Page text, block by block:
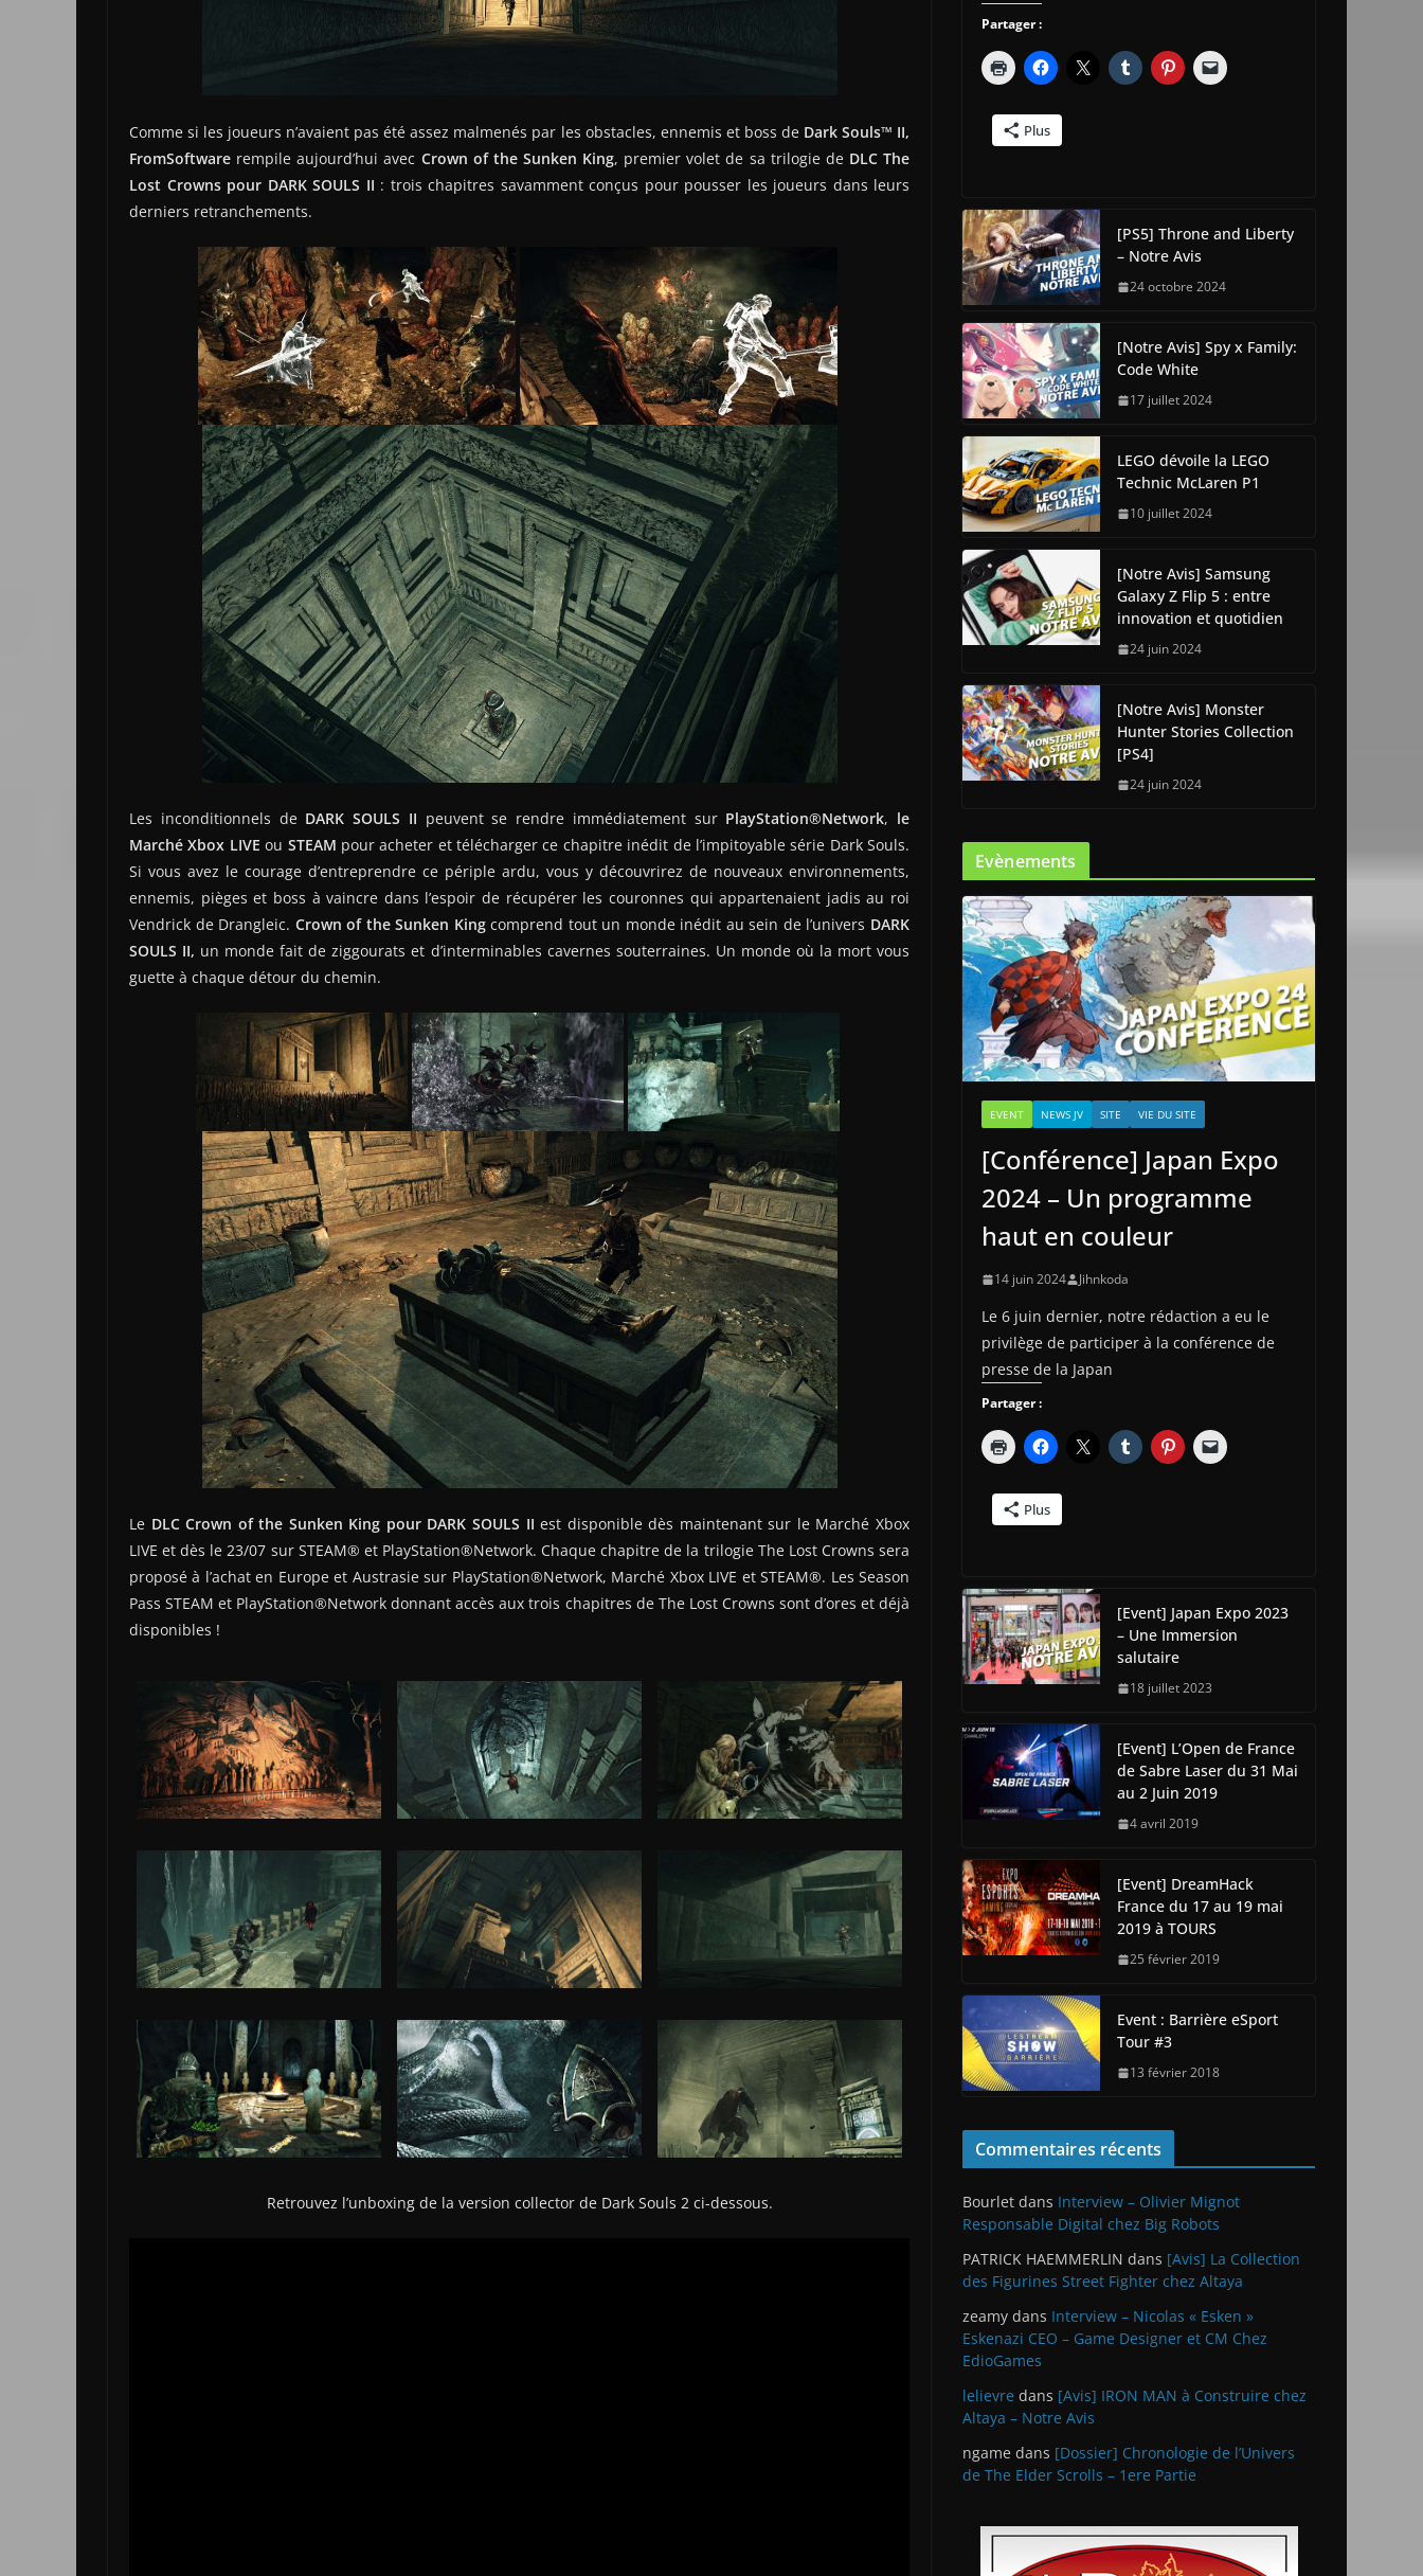
Comme si les joueurs n’avaient pas été assez malmenés par les obstacles, ennemis et boss de Dark Souls™ II,
FromSoftware rempile aujourd’hui avec Crown of the Sunken King, premier volet de sa trilogie de DLC The
Lost Crowns pour DARK SOULS II : trois chapitres savamment conçus pour pousser les joueurs dans leurs
derniers retranchements.
Les inconditionnels de DARK SOULS II peuvent se rendre immédiatement sur PlayStation®Network, le
Marché Xbox LIVE ou STEAM pour acheter et télécharger ce chapitre inédit de l’impitoyable série Dark Souls.
Si vous avez le courage d’entreprendre ce périple ardu, vous y découvrirez de nouveaux environnements,
ennemis, pièges et boss à vaincre dans l’espoir de récupérer les couronnes qui appartenaient jadis au roi
Vendrick de Drangleic. Crown of the Sunken Kingcomprend tout un monde inédit au sein de l’univers DARK
SOULS II, un monde fait de ziggourats et d’interminables cavernes souterraines. Un monde où la mort vous
guette à chaque détour du chemin.
Le DLC Crown of the Sunken King pour DARK SOULS II est disponible dès maintenant sur le Marché Xbox
LIVE et dès le 23/07 sur STEAM® et PlayStation®Network. Chaque chapitre de la trilogie The Lost Crowns sera
proposé à l’achat en Europe et Austrasie sur PlayStation®Network, Marché Xbox LIVE et STEAM®. Les Season
Pass STEAM et PlayStation®Network donnant accès aux trois chapitres de The Lost Crowns sont d’ores et déjà
disponibles !
Retrouvez l’unboxing de la version collector de Dark Souls 2 ci-dessous.
Partager :
Plus
[PS5] Throne and Liberty
– Notre Avis
24 octobre 2024
[Notre Avis] Spy x Family:
Code White
17 juillet 2024
LEGO dévoile la LEGO
Technic McLaren P1
10 juillet 2024
[Notre Avis] Samsung
Galaxy Z Flip 5 : entre
innovation et quotidien
24 juin 2024
[Notre Avis] Monster
Hunter Stories Collection
[PS4]
24 juin 2024
Evènements
EVENT NEWS JV SITE VIE DU SITE
[Conférence] Japan Expo
2024 – Un programme
haut en couleur
14 juin 2024 Jihnkoda
Le 6 juin dernier, notre rédaction a eu le
privilège de participer à la conférence de
presse de la Japan
Partager :
Plus
[Event] Japan Expo 2023
– Une Immersion
salutaire
18 juillet 2023
[Event] L’Open de France
de Sabre Laser du 31 Mai
au 2 Juin 2019
4 avril 2019
[Event] DreamHack
France du 17 au 19 mai
2019 à TOURS
25 février 2019
Event : Barrière eSport
Tour #3
13 février 2018
Commentaires récents
Bourlet dans Interview – Olivier Mignot
Responsable Digital chez Big Robots
PATRICK HAEMMERLIN dans [Avis] La Collection
des Figurines Street Fighter chez Altaya
zeamy dans Interview – Nicolas « Esken »
Eskenazi CEO – Game Designer et CM Chez
EdioGames
lelievre dans [Avis] IRON MAN à Construire chez
Altaya – Notre Avis
ngame dans [Dossier] Chronologie de l’Univers
de The Elder Scrolls – 1ere Partie